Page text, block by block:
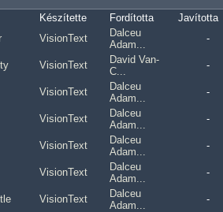
Készítette Fordította Javította
VisionText
Dalceu
Adam...
-
VisionText
David Van-
C...
-
VisionText
Dalceu
Adam...
-
VisionText
Dalceu
Adam...
-
VisionText
Dalceu
Adam...
-
VisionText
Dalceu
Adam...
-
VisionText
Dalceu
Adam...
-